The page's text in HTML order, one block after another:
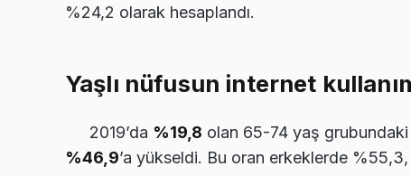
%24,2 olarak hesaplandı.
Yaşlı nüfusun internet
2019’da %19,8 olan 65-74 yaş grubundaki
%46,9’a yükseldi. Bu oran erkeklerde